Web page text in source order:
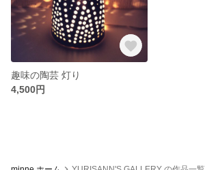
趣味の陶芸 灯り
4,500円